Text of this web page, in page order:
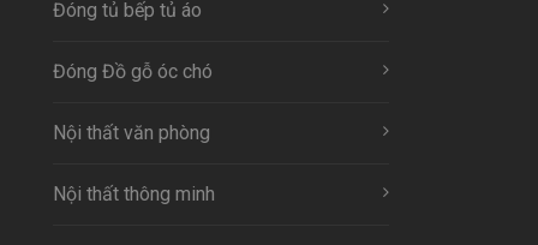
Đóng tủ bếp tủ áo
Đóng Đồ gỗ óc chó
Nội thất văn phòng
Nội thất thông minh